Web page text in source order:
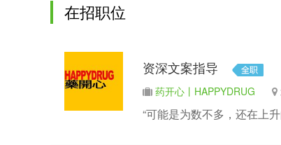
在招职位
资深文案指导
药开心丨HAPPYDRUG
“可能是为数不多，还在上